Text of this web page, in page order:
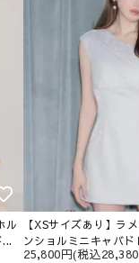
ル
【XSサイズあり】ラ
ンショルミニキャバ
25,800円(税込